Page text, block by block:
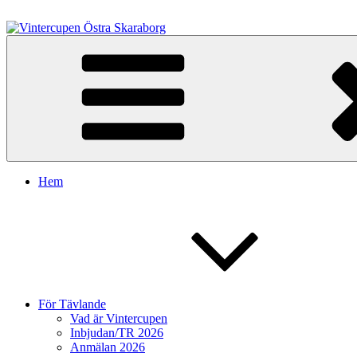
till
innehåll
Vintercupen Östra Skaraborg
Hem
För Tävlande
Vad är Vintercupen
Inbjudan/TR 2026
Anmälan 2026